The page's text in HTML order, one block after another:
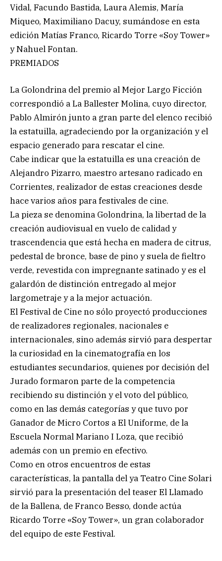
Vidal, Facundo Bastida, Laura Alemis, María
Miqueo, Maximiliano Dacuy, sumándose en esta
edición Matías Franco, Ricardo Torre «Soy Tower»
y Nahuel Fontan.
PREMIADOS
La Golondrina del premio al Mejor Largo Ficción
correspondió a La Ballester Molina, cuyo director,
Pablo Almirón junto a gran parte del elenco recibió
la estatuilla, agradeciendo por la organización y el
espacio generado para rescatar el cine.
Cabe indicar que la estatuilla es una creación de
Alejandro Pizarro, maestro artesano radicado en
Corrientes, realizador de estas creaciones desde
hace varios años para festivales de cine.
La pieza se denomina Golondrina, la libertad de la
creación audiovisual en vuelo de calidad y
trascendencia que está hecha en madera de citrus,
pedestal de bronce, base de pino y suela de fieltro
verde, revestida con impregnante satinado y es el
galardón de distinción entregado al mejor
largometraje y a la mejor actuación.
El Festival de Cine no sólo proyectó producciones
de realizadores regionales, nacionales e
internacionales, sino además sirvió para despertar
la curiosidad en la cinematografía en los
estudiantes secundarios, quienes por decisión del
Jurado formaron parte de la competencia
recibiendo su distinción y el voto del público,
como en las demás categorías y que tuvo por
Ganador de Micro Cortos a El Uniforme, de la
Escuela Normal Mariano I Loza, que recibió
además con un premio en efectivo.
Como en otros encuentros de estas
características, la pantalla del ya Teatro Cine Solari
sirvió para la presentación del teaser El Llamado
de la Ballena, de Franco Besso, donde actúa
Ricardo Torre «Soy Tower», un gran colaborador
del equipo de este Festival.